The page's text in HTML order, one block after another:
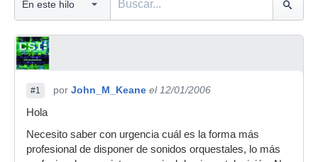
#1 por John_M_Keane el 12/01/2006
Hola
Necesito saber con urgencia cuál es la forma más
profesional de disponer de sonidos orquestales, lo más